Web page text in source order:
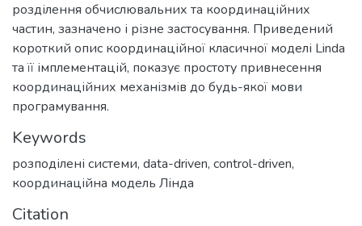
розділення обчислювальних та координаційних
частин, зазначено і різне застосування. Приведений
короткий опис координаційної класичної моделі Linda
та її імплементацій, показує простоту привнесення
координаційних механізмів до будь-якої мови
програмування.
Keywords
розподілені системи, data-driven, control-driven,
координаційна модель Лінда
Citation